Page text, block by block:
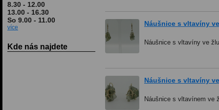
8.30 - 12.00
13.00 - 16.30
So 9.00 - 11.00
více
Kde nás najdete
Náušnice s vltavíny
Náušnice s vltavíny ve
Náušnice s vltavíny
Náušnice s vltavínem ve